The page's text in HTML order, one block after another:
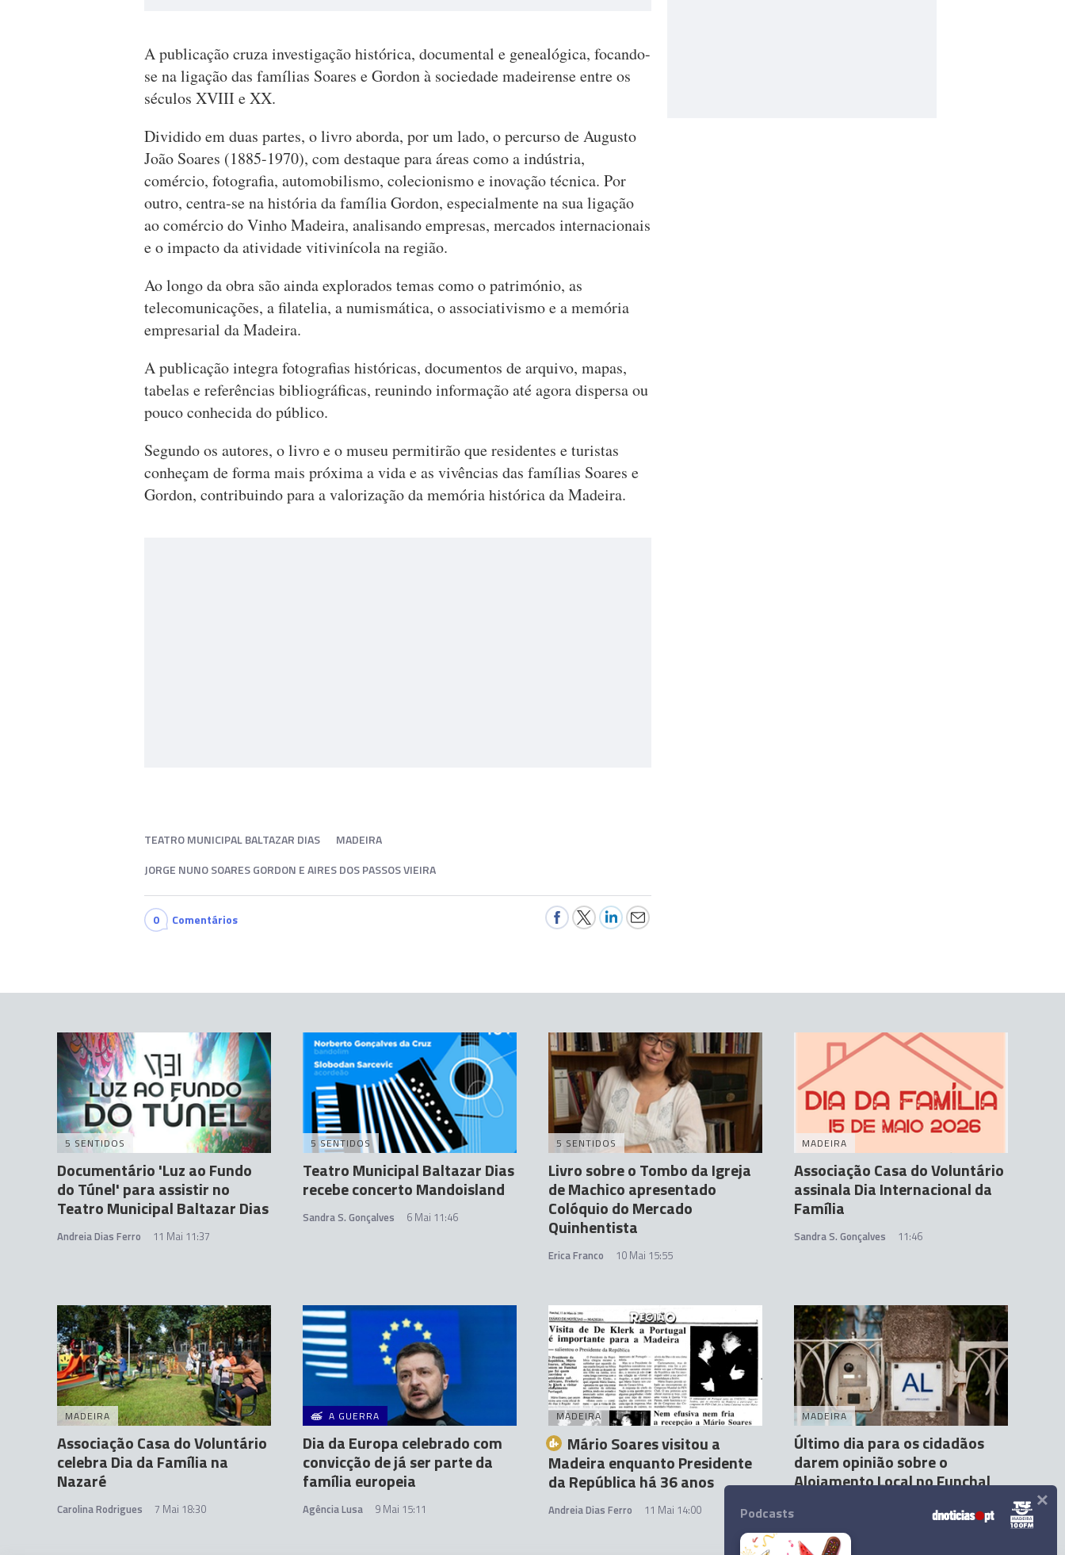
A publicação cruza investigação histórica, documental e genealógica, focando-
se na ligação das famílias Soares e Gordon à sociedade madeirense entre os
séculos XVIII e XX.
Dividido em duas partes, o livro aborda, por um lado, o percurso de Augusto
João Soares (1885-1970), com destaque para áreas como a indústria,
comércio, fotografia, automobilismo, colecionismo e inovação técnica. Por
outro, centra-se na história da família Gordon, especialmente na sua ligação
ao comércio do Vinho Madeira, analisando empresas, mercados internacionais
e o impacto da atividade vitivinícola na região.
Ao longo da obra são ainda explorados temas como o património, as
telecomunicações, a filatelia, a numismática, o associativismo e a memória
empresarial da Madeira.
A publicação integra fotografias históricas, documentos de arquivo, mapas,
tabelas e referências bibliográficas, reunindo informação até agora dispersa ou
pouco conhecida do público.
Segundo os autores, o livro e o museu permitirão que residentes e turistas
conheçam de forma mais próxima a vida e as vivências das famílias Soares e
Gordon, contribuindo para a valorização da memória histórica da Madeira.
TEATRO MUNICIPAL BALTAZAR DIAS
MADEIRA
JORGE NUNO SOARES GORDON E AIRES DOS PASSOS VIEIRA
0 Comentários
5 SENTIDOS
Documentário 'Luz ao Fundo
do Túnel' para assistir no
Teatro Municipal Baltazar Dias
Andreia Dias Ferro 11 Mai 11:37
5 SENTIDOS
Teatro Municipal Baltazar Dias
recebe concerto Mandoisland
Sandra S. Gonçalves 6 Mai 11:46
5 SENTIDOS
Livro sobre o Tombo da Igreja
de Machico apresentado
Colóquio do Mercado
Quinhentista
Erica Franco 10 Mai 15:55
MADEIRA
Associação Casa do Voluntário
assinala Dia Internacional da
Família
Sandra S. Gonçalves 11:46
MADEIRA
Associação Casa do Voluntário
celebra Dia da Família na
Nazaré
Carolina Rodrigues 7 Mai 18:30
A GUERRA
Dia da Europa celebrado com
convicção de já ser parte da
família europeia
Agência Lusa 9 Mai 15:11
MADEIRA
Mário Soares visitou a
Madeira enquanto Presidente
da República há 36 anos
Andreia Dias Ferro 11 Mai 14:00
MADEIRA
Último dia para os cidadãos
darem opinião sobre o
Alojamento Local no Funchal
11 Mai 07:07
Podcasts ×